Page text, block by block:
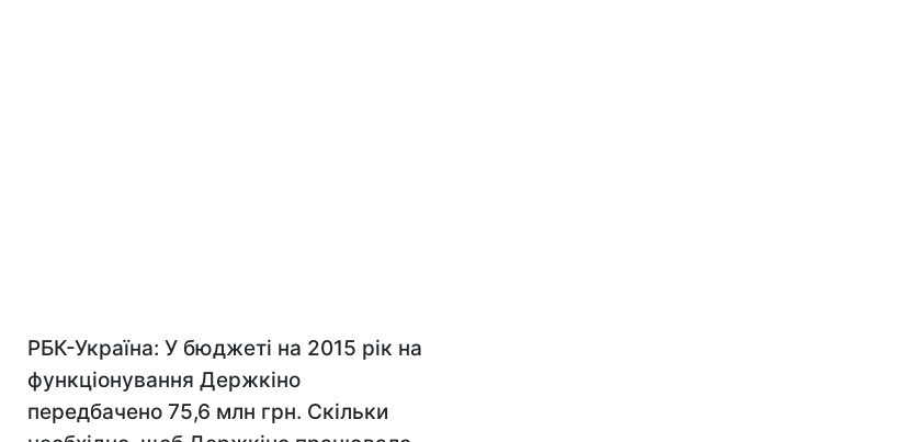
РБК-Україна: У бюджеті на 2015 рік на
функціонування Держкіно
передбачено 75,6 млн грн. Скільки